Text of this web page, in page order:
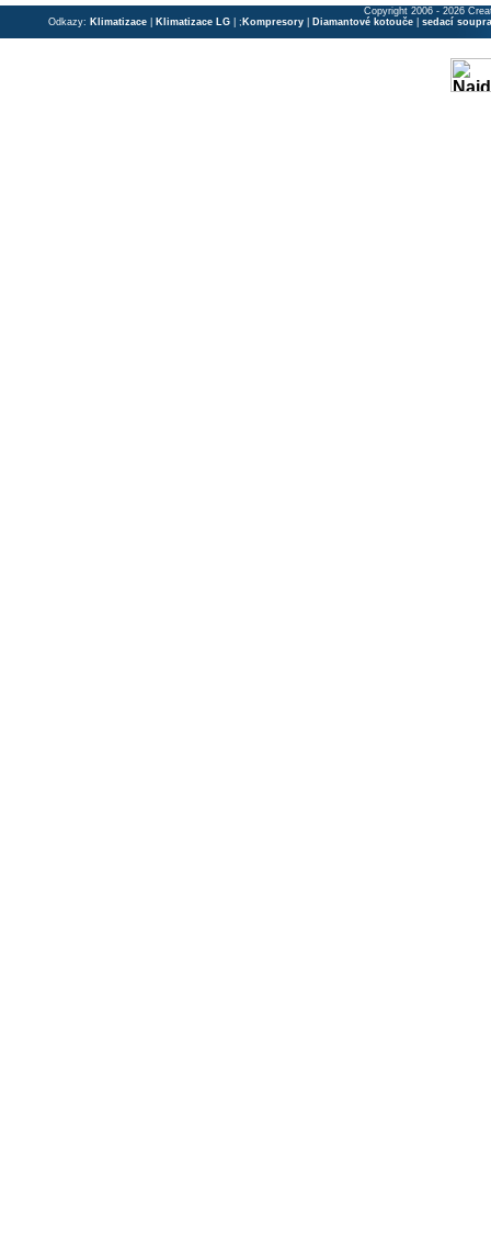
Copyright 2006 - 2026
Odkazy: Klimatizace Klimatizace LG | ; Kompresory Diamantové kotouče sedací